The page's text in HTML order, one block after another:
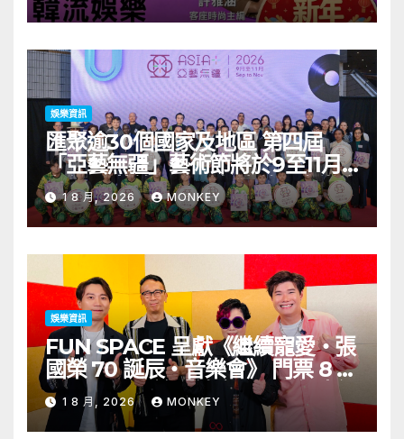
娛樂資訊
匯聚逾30個國家及地區 第四屆
「亞藝無疆」藝術節將於9至11月
舉行 開幕節目《三角演義》音樂會
演出陣容包括王雙駿夥拍恭碩良 聯
同來自蒙古的Uuhai、韓國的
KARDI和泰國的KIKI震懾舞台
1 8 月, 2026 MONKEY
娛樂資訊
FUN SPACE 呈獻《繼續寵愛・張
國榮 70 誕辰・音樂會》 門票 8 月
1 日至 10 日於「健康．旦」優先訂
購
1 8 月, 2026 MONKEY